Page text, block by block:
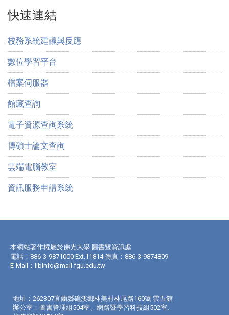
快速連結
校務系統建議與反應
數位學習平台
檔案伺服器
館藏查詢
電子資源查詢系統
博碩士論文查詢
雲端電腦教室
資訊服務申請系統
本網站著作權屬於佛光大學 圖書暨資訊處
電話：886-3-9871000 Ext.11814 傳真：886-3-9874809
E-Mail： libinfo@mail.fgu.edu.tw
地址：262307宜蘭縣礁溪鄉林美村林尾路160號 雲五館
辦公室：圖書管理組504室、網路暨學習科技組502室、